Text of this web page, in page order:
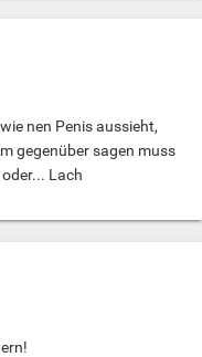
nen Penis aussieht,
gegenüber sagen muss
Lach